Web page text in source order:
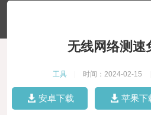
无线网络测速
工具 时间：2024-02-15
安卓下载 苹果下